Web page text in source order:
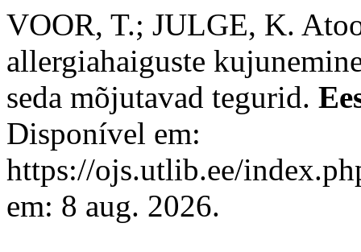
VOOR, T.; JULGE, K.
allergiahaiguste
seda mõjutavad tegurid.
Disponível em:
https://ojs.utlib.ee/
em: 8 aug. 2026.